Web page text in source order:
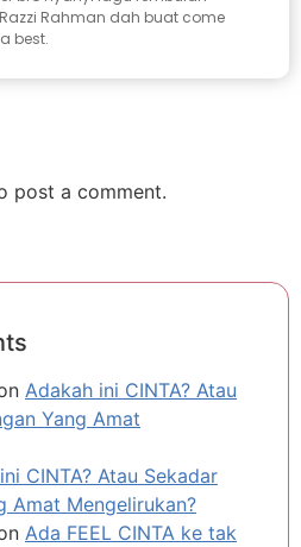
Rahman dah buat come
best.
post a comment.
Adakah ini CINTA? Atau
Yang Amat
CINTA? Atau Sekadar
Amat Mengelirukan?
Ada FEEL CINTA ke tak